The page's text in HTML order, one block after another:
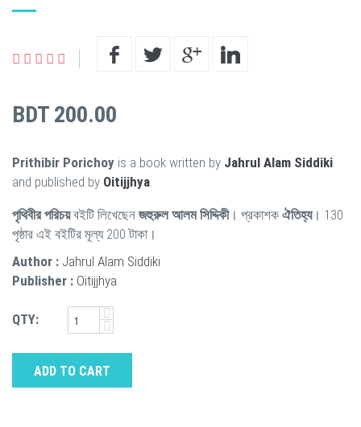
BDT 200.00
Prithibir Porichoy is a book written by Jahrul Alam Siddiki
and published by Oitijjhya
পৃথিবীর পরিচয়বইটি লিখেছেন জহুরুল আলম সিদ্দিকী। প্রকাশক ঐতিহ্য। 130
পৃষ্ঠার এই বইটির মূল্য 200 টাকা।
Author : Jahrul Alam Siddiki
Publisher : Oitijjhya
QTY:
ADD TO CART